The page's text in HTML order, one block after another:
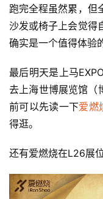
跑完全程虽然累，但
沙发或椅子上会觉得
确实是一个值得体验
最后明天是上马
去上海世博展览馆（
前可以先读一下爱燃
得逛。
还有爱燃烧在L26展